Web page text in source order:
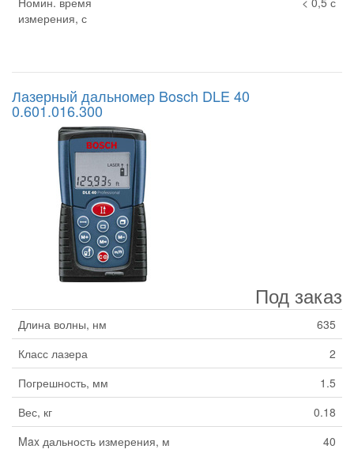
измерения, с
Лазерный дальномер Bosch DLE 40
0.601.016.300
Под заказ
Длина волны, нм
635
Класс лазера
2
Погрешность, мм
1.5
Вес, кг
0.18
Max дальность измерения, м
40